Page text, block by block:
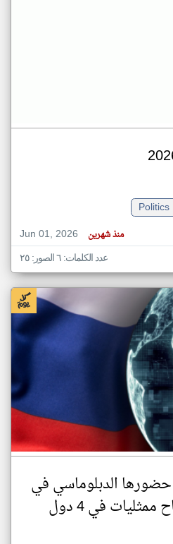
Politics
Jun 01, 2026
منذ شهرين
عدد الكلمات: ٦ الصور: ٢٥
الدبلوماسي في
إفريقيا بافتتاح ممثليات في 4 دول